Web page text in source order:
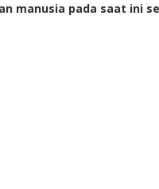
manusia pada saat